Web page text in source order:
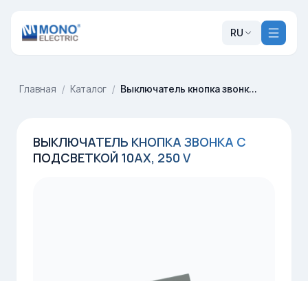
RU
Главная / Каталог / Выключатель кнопка звонка с подсветкой 10AX, 250 V
ВЫКЛЮЧАТЕЛЬ КНОПКА ЗВОНКА С
ПОДСВЕТКОЙ 10AX, 250 V